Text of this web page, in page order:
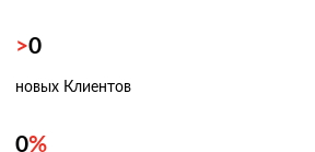
>0
новых Клиентов
0%